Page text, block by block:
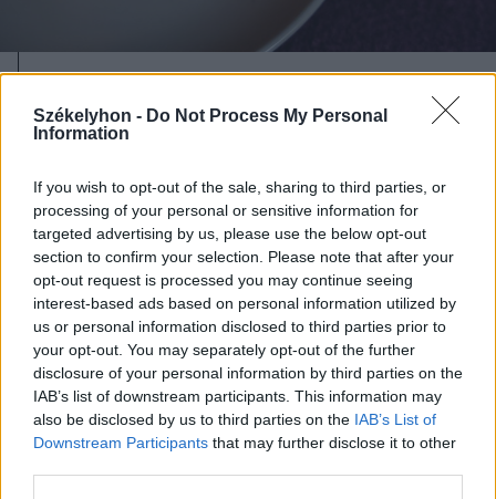
Székelyhon - Do Not Process My Personal
Information
If you wish to opt-out of the sale, sharing to third parties, or
processing of your personal or sensitive information for
targeted advertising by us, please use the below opt-out
section to confirm your selection. Please note that after your
opt-out request is processed you may continue seeing
interest-based ads based on personal information utilized by
us or personal information disclosed to third parties prior to
your opt-out. You may separately opt-out of the further
disclosure of your personal information by third parties on the
IAB’s list of downstream participants. This information may
also be disclosed by us to third parties on the IAB’s List of
Downstream Participants that may further disclose it to other
Több mint desszert: amikor a